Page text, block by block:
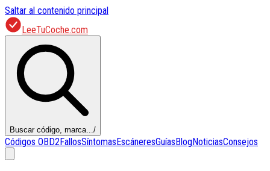
Saltar al contenido principal
LeeTuCoche.com
Buscar código, marca.../
Códigos OBD2FallosSíntomasEscáneresGuíasBlogNoticiasConsejos